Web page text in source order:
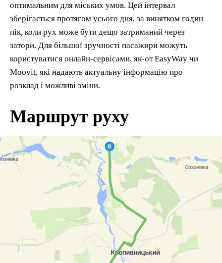
оптимальним для міських умов. Цей інтервал
зберігається протягом усього дня, за винятком годин
пік, коли рух може бути дещо затриманий через
затори. Для більшої зручності пасажири можуть
користуватися онлайн-сервісами, як-от EasyWay чи
Moovit, які надають актуальну інформацію про
розклад і можливі зміни.
Маршрут руху